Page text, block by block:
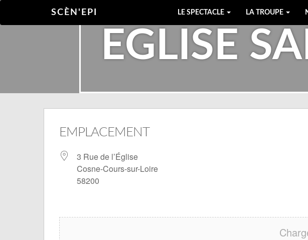
SCÈN'EPI LE SPECTACLE LA TROUPE
EGLISE
EMPLACEMENT
3 Rue de l’Église
Cosne-Cours-sur-Loire
58200